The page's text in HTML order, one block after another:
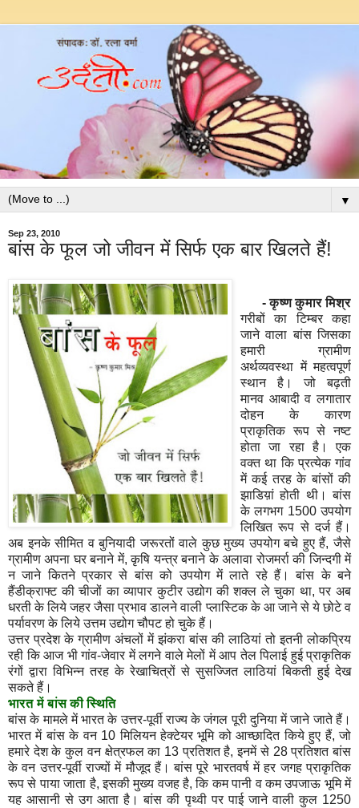
▼
Sep 23, 2010
बांस के फूल जो जीवन में सिर्फ एक बार खिलते हैं!
- कृष्ण कुमार मिश्र
गरीबों का टिम्बर कहा
जाने वाला बांस जिसका
हमारी ग्रामीण
अर्थव्यवस्था में महत्वपूर्ण
स्थान है। जो बढ़ती
मानव आबादी व लगातार
दोहन के कारण
प्राकृतिक रूप से नष्ट
होता जा रहा है। एक
वक्त था कि प्रत्येक गांव
में कई तरह के बांसों की
झाडिय़ां होती थी। बांस
के लगभग 1500 उपयोग
लिखित रूप से दर्ज हैं।
अब इनके सीमित व बुनियादी जरूरतों वाले कुछ मुख्य उपयोग बचे हुए हैं, जैसे
ग्रामीण अपना घर बनाने में, कृषि यन्त्र बनाने के अलावा रोजमर्रा की जिन्दगी में
न जाने कितने प्रकार से बांस को उपयोग में लाते रहे हैं। बांस के बने
हैंडीक्राफ्ट की चीजों का व्यापार कुटीर उद्योग की शक्ल ले चुका था, पर अब
धरती के लिये जहर जैसा प्रभाव डालने वाली प्लास्टिक के आ जाने से ये छोटे व
पर्यावरण के लिये उत्तम उद्योग चौपट हो चुके हैं।
उत्तर प्रदेश के ग्रामीण अंचलों में झंकरा बांस की लाठियां तो इतनी लोकप्रिय
रही कि आज भी गांव-जेवार में लगने वाले मेलों में आप तेल पिलाई हुई प्राकृतिक
रंगों द्वारा विभिन्न तरह के रेखाचित्रों से सुसज्जित लाठियां बिकती हुई देख
सकते हैं।
भारत में बांस की स्थिति
बांस के मामले में भारत के उत्तर-पूर्वी राज्य के जंगल पूरी दुनिया में जाने जाते हैं।
भारत में बांस के वन 10 मिलियन हेक्टेयर भूमि को आच्छादित किये हुए हैं, जो
हमारे देश के कुल वन क्षेत्रफल का 13 प्रतिशत है, इनमें से 28 प्रतिशत बांस
के वन उत्तर-पूर्वी राज्यों में मौजूद हैं। बांस पूरे भारतवर्ष में हर जगह प्राकृतिक
रूप से पाया जाता है, इसकी मुख्य वजह है, कि कम पानी व कम उपजाऊ भूमि में
यह आसानी से उग आता है। बांस की पृथ्वी पर पाई जाने वाली कुल 1250